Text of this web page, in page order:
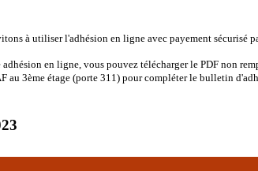
à utiliser l'adhésion en ligne avec payement sécurisé
adhésion en ligne, vous pouvez télécharger le PDF non
au 3ème étage (porte 311) pour compléter le bulletin